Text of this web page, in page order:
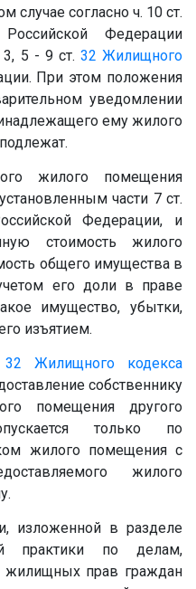
случае согласно ч. 10 ст.
Федерации
5 - 9 ст. 32 Жилищного
При этом положения
уведомлении
ему жилого
жилого помещения
части 7 ст.
Федерации, и
стоимость жилого
общего имущества в
его доли в праве
имущество, убытки,
изъятием.
32
Жилищного кодекса
собственнику
помещения другого
только по
жилого помещения с
жилого
изложенной в разделе
практики по делам,
жилищных прав граждан